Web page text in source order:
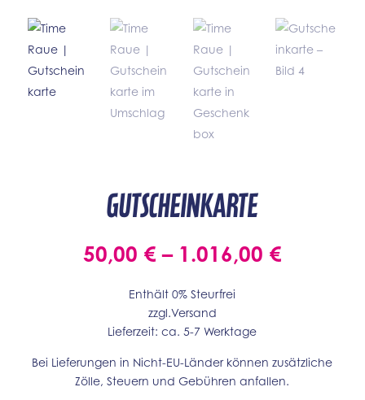
Gutscheinkarte
50,00 € – 1.016,00 €
Enthält 0% Steurfrei
zzgl.Versand
Lieferzeit: ca. 5-7 Werktage
Bei Lieferungen in Nicht-EU-Länder können zusätzliche
Zölle, Steuern und Gebühren anfallen.